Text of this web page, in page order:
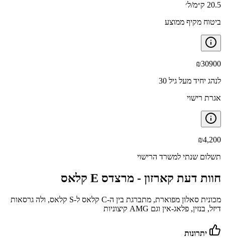
20.5 ק״מ/ל׳
ביטוח מקיף ממוצע
₪30900
לנהג יחיד מעל גיל 30
אגרת רישוי
₪4,200
תשלום שנתי למשרד הרישוי
חוות דעת קארזון - מרצדס E קלאס
מכונית סאלון מפוארת, מתברגת בין ה-C קלאס ל-S קלאס, ולה גרסאות
דיזל, בנזין, פלאג-אין וגם AMG קיצוניות
יתרונות